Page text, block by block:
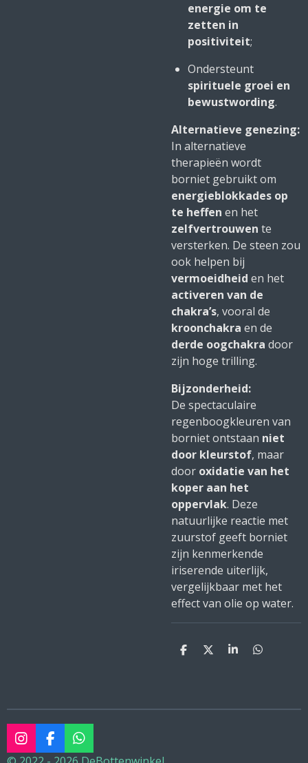
energie om te
zetten in
positiviteit;
Ondersteunt
spirituele groei en
bewustwording.
Alternatieve genezing:
In alternatieve
therapieën wordt
borniet gebruikt om
energieblokkades op
te heffen en het
zelfvertrouwen te
versterken. De steen zou
ook helpen bij
vermoeidheid en het
activeren van de
chakra’s, vooral de
kroonchakra en de
derde oogchakra door
zijn hoge trilling.
Bijzonderheid:
De spectaculaire
regenboogkleuren van
borniet ontstaan niet
door kleurstof, maar
door oxidatie van het
koper aan het
oppervlak. Deze
natuurlijke reactie met
zuurstof geeft borniet
zijn kenmerkende
iriserende uiterlijk,
vergelijkbaar met het
effect van olie op water.
D
D
S
D
I
n
F
a
W
h